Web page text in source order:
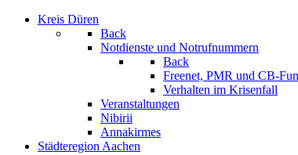
Kreis Düren
Back
Notdienste und Notrufnummern
Back
Freenet, PMR und CB-
Verhalten im Krisenfall
Veranstaltungen
Nibirii
Annakirmes
Städteregion Aachen